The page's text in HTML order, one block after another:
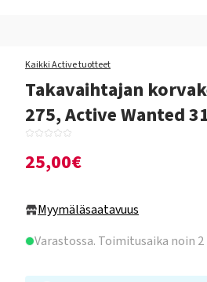
Kaikki Active tuotteet
Takavaihtajan
275, Active Wanted
25,00€
Myymäläsaatavuus
Varastossa. Toimitusaika noin 2